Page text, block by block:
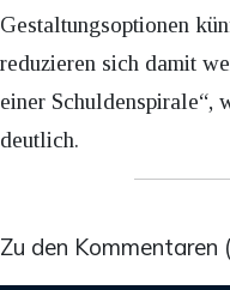
Gestaltungsoptionen
reduzieren sich damit
einer Schuldenspirale“,
deutlich.
Zu den Kommentaren